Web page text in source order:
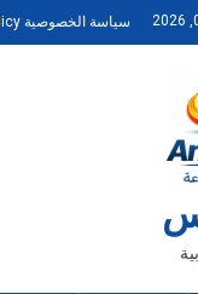
سياسة الخصوصية Privacy Policy